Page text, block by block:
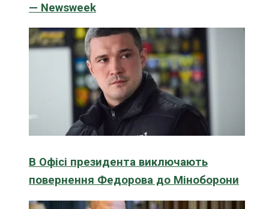
— Newsweek
В Офісі президента виключають
повернення Федорова до Міноборони